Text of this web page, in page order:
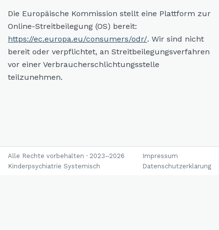
Die Europäische Kommission stellt eine Plattform zur
Online-Streitbeilegung (OS) bereit:
https://ec.europa.eu/consumers/odr/. Wir sind nicht
bereit oder verpflichtet, an Streitbeilegungsverfahren
vor einer Verbraucherschlichtungsstelle
teilzunehmen.
Alle Rechte vorbehalten · 2023–2026
Kinderpsychiatrie Systemisch
Impressum
Datenschutzerklärung